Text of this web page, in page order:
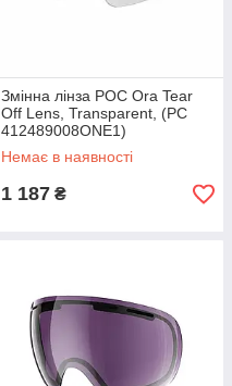
Змінна лінза POC Ora Tear
Off Lens, Transparent, (PC
412489008ONE1)
Немає в наявності
1 187 ₴